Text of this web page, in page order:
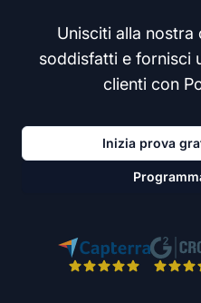
Unisciti alla
soddisfatti e fornisci
clienti con
Inizia prova